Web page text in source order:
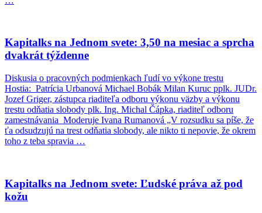
Kapitalks na Jednom svete: 3,50 na mesiac a sprcha
dvakrát týždenne
Diskusia o pracovných podmienkach ľudí vo výkone trestu
Hostia: Patrícia Urbanová Michael Bobák Milan Kuruc pplk. JUDr.
Jozef Griger, zástupca riaditeľa odboru výkonu väzby a výkonu
trestu odňatia slobody plk. Ing. Michal Čápka, riaditeľ odboru
zamestnávania Moderuje Ivana Rumanová „V rozsudku sa píše, že
ťa odsudzujú na trest odňatia slobody, ale nikto ti nepovie, že okrem
toho z teba spravia …
Kapitalks na Jednom svete: Ľudské práva až pod
kožu